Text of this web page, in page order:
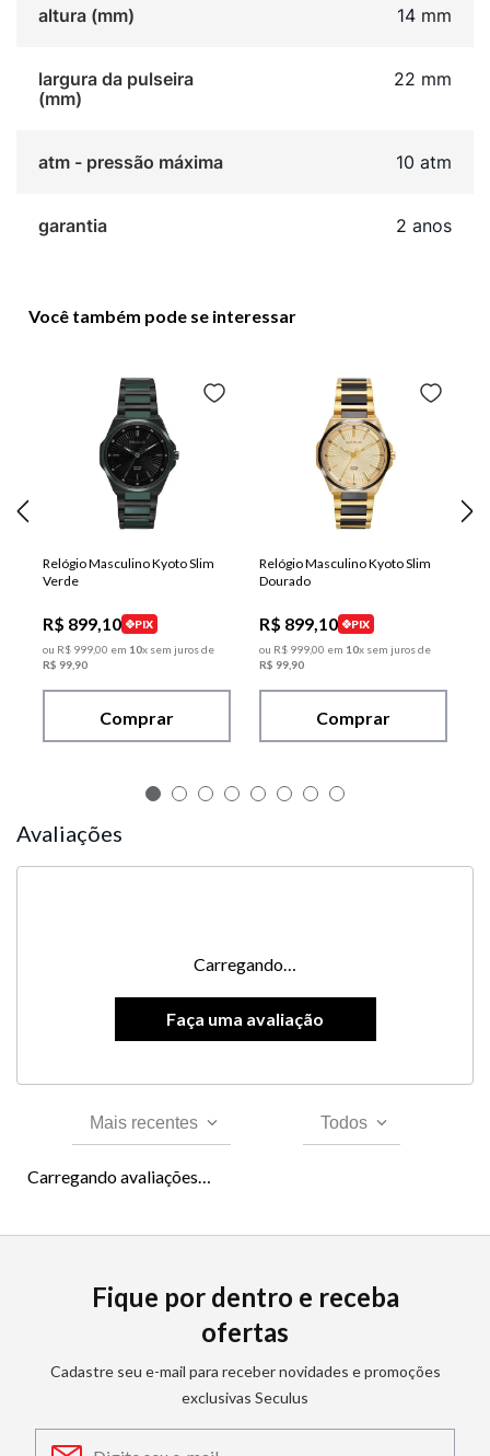
altura (mm) 14 mm
largura da pulseira
(mm)
22 mm
atm - pressão máxima 10 atm
garantia 2 anos
Você também pode se interessar
Relógio Masculino Kyoto Slim
Verde
R$ 899,10
PIX
ou R$ 99900 em 10x sem juros de
R$ 99 90
Comprar
Relógio Masculino Kyoto Slim
Dourado
R$ 899,10
PIX
ou R$ 99900 em 10x sem juros de
R$ 99 90
Comprar
Avaliações
Carregando…
Mais recentes Todos
Carregando avaliações…
Fique por dentro e receba
ofertas
Cadastre seu e-mail para receber novidades e promoções
exclusivas Seculus